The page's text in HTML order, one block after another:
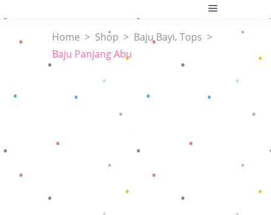
Home > Shop > Baju Bayi, Tops >
Baju Panjang Abu